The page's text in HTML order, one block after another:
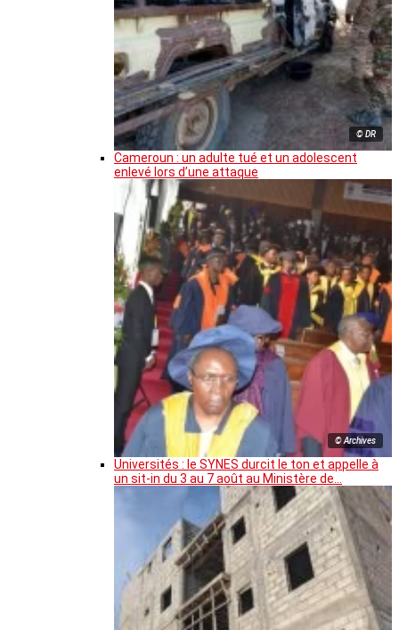
© DR
Cameroun : un adulte tué et un adolescent
enlevé lors d’une attaque
© Archives
Universités : le SYNES durcit le ton et appelle à
un sit-in du 3 au 7 août au Ministère de…